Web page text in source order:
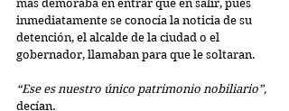
más demoraba en entrar que en salir, pues
inmediatamente se conocía la noticia de su
detención, el alcalde de la ciudad o el
gobernador, llamaban para que le soltaran.
“Ese es nuestro único patrimonio nobiliario”,
decían.